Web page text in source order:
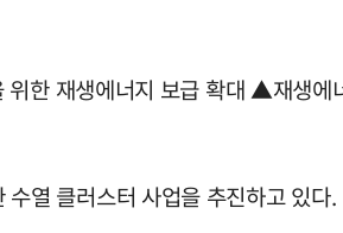
한 재생에너지 보급 확대 ▲재생
열 클러스터 사업을 추진하고 있다.